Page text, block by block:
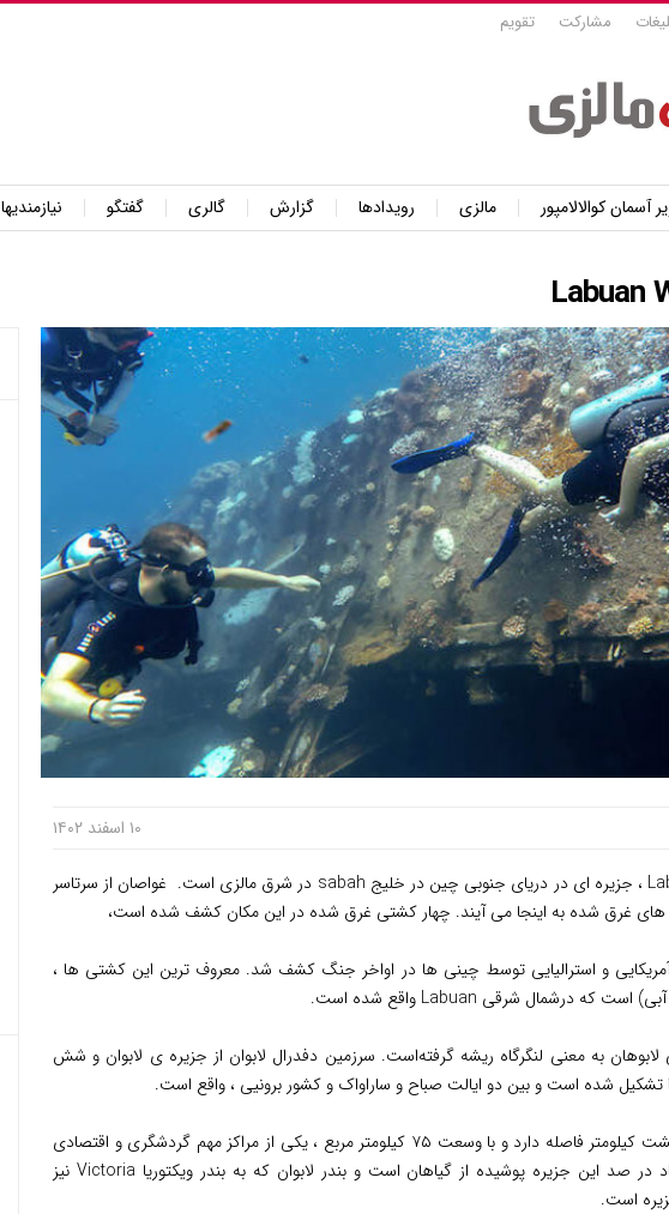
مشارکت تقویم
آسمان کوالالامپور مالزی رویدادها گزارش گالری گفتگو
نیازمندیها
۱۰ اسفند ۱۴۰۲
توریست مالزی – Labuan ، جزیره ای در دریای جنوبی چین در خلیج sabah در شرق مالزی است. ‌ غواصان از سرتاسر
های غرق شده به اینجا می آیند. چهار کشتی غرق شده در این مکان کشف شده است،
و استرالیایی توسط چینی ها در اواخر جنگ کشف شد. معروف ترین این کشتی ها ،‌
لابوهان به معنی لنگرگاه ریشه گرفته‌است. سرزمین دفدرال لابوان از جزیره ی لابوان و شش
شده است و بین دو ایالت صباح و ساراواک و کشور برونیی ، واقع است.
این جزیره با ساحل ، هشت کیلومتر فاصله دارد و با وسعت ۷۵ کیلومتر مربع ، یکی از مراکز مهم گردشگری و اقتصادی
مالزی است.حدود هفتاد در صد این جزیره پوشیده از گیاهان است و بندر لابوان که به بندر ویکتوریا Victoria نیز
است.